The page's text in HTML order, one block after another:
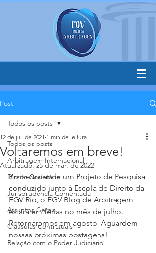
Post
Todos os posts
Arbitragem Internacional
Direito Societário
Jurisprudência Comentada
Assuntos Gerais
Cláusulas Contratuais
Relação com o Poder Judiciário
Todos os posts
Voltaremos em breve!
12 de jul. de 2021 1 min de leitura
Atualizado:25 de mar. de 2022
Por se tratar de um Projeto de Pesquisa
conduzido junto à Escola de Direito da
FGV Rio, o FGV Blog de Arbitragem
estará em férias no mês de julho.
Retornaremos em agosto. Aguardem
nossas próximas postagens!